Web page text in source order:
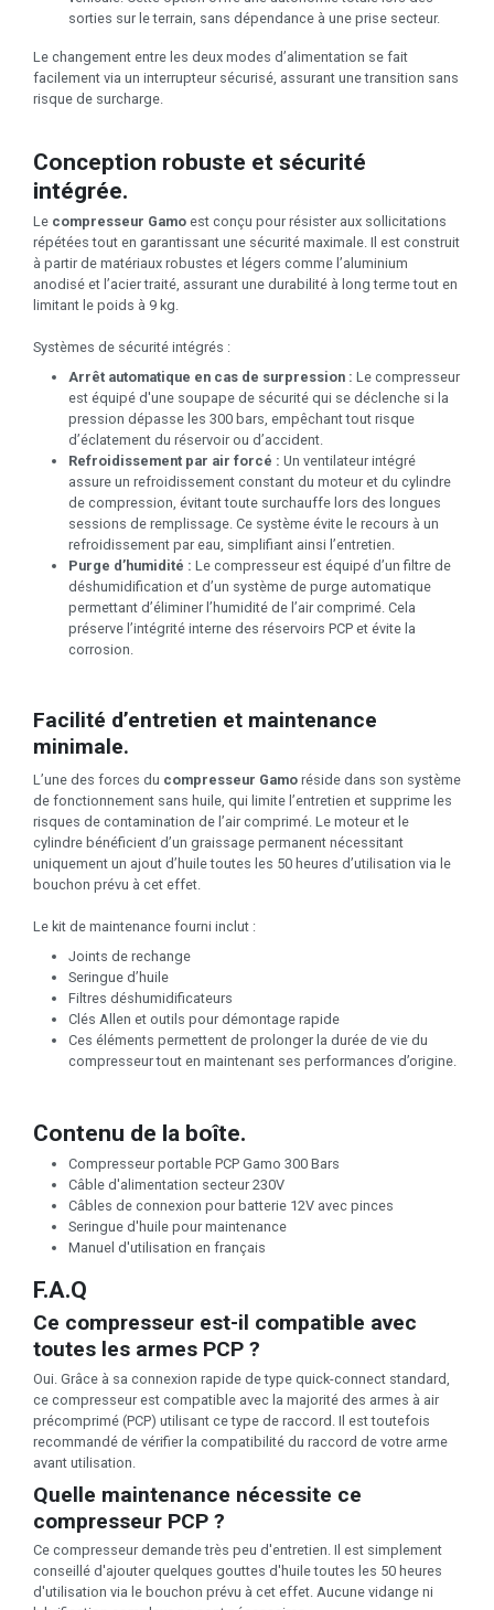
sorties sur le terrain, sans dépendance à une prise secteur.
Le changement entre les deux modes d’alimentation se fait
facilement via un interrupteur sécurisé, assurant une transition sans
risque de surcharge.
Conception robuste et sécurité
intégrée.
Le compresseur Gamo est conçu pour résister aux sollicitations
répétées tout en garantissant une sécurité maximale. Il est construit
à partir de matériaux robustes et légers comme l’aluminium
anodisé et l’acier traité, assurant une durabilité à long terme tout en
limitant le poids à 9 kg.
Systèmes de sécurité intégrés :
Arrêt automatique en cas de surpression : Le compresseur
est équipé d'une soupape de sécurité qui se déclenche si la
pression dépasse les 300 bars, empêchant tout risque
d’éclatement du réservoir ou d’accident.
Refroidissement par air forcé : Un ventilateur intégré
assure un refroidissement constant du moteur et du cylindre
de compression, évitant toute surchauffe lors des longues
sessions de remplissage. Ce système évite le recours à un
refroidissement par eau, simplifiant ainsi l’entretien.
Purge d’humidité : Le compresseur est équipé d’un filtre de
déshumidification et d’un système de purge automatique
permettant d’éliminer l’humidité de l’air comprimé. Cela
préserve l’intégrité interne des réservoirs PCP et évite la
corrosion.
Facilité d’entretien et maintenance
minimale.
L’une des forces du compresseur Gamo réside dans son système
de fonctionnement sans huile, qui limite l’entretien et supprime les
risques de contamination de l’air comprimé. Le moteur et le
cylindre bénéficient d’un graissage permanent nécessitant
uniquement un ajout d’huile toutes les 50 heures d’utilisation via le
bouchon prévu à cet effet.
Le kit de maintenance fourni inclut :
Joints de rechange
Seringue d’huile
Filtres déshumidificateurs
Clés Allen et outils pour démontage rapide
Ces éléments permettent de prolonger la durée de vie du
compresseur tout en maintenant ses performances d’origine.
Contenu de la boîte.
Compresseur portable PCP Gamo 300 Bars
Câble d'alimentation secteur 230V​
Câbles de connexion pour batterie 12V avec pinces
Seringue d'huile pour maintenance
Manuel d'utilisation en français
F.A.Q
Ce compresseur est-il compatible avec
toutes les armes PCP ?
Oui. Grâce à sa connexion rapide de type quick-connect standard,
ce compresseur est compatible avec la majorité des armes à air
précomprimé (PCP) utilisant ce type de raccord. Il est toutefois
recommandé de vérifier la compatibilité du raccord de votre arme
avant utilisation.
Quelle maintenance nécessite ce
compresseur PCP ?
Ce compresseur demande très peu d'entretien. Il est simplement
conseillé d'ajouter quelques gouttes d'huile toutes les 50 heures
d'utilisation via le bouchon prévu à cet effet. Aucune vidange ni